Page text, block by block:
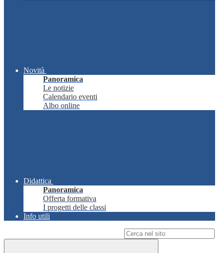
Novità
Panoramica
Le notizie
Calendario eventi
Albo online
Didattica
Panoramica
Offerta formativa
I progetti delle classi
Info utili